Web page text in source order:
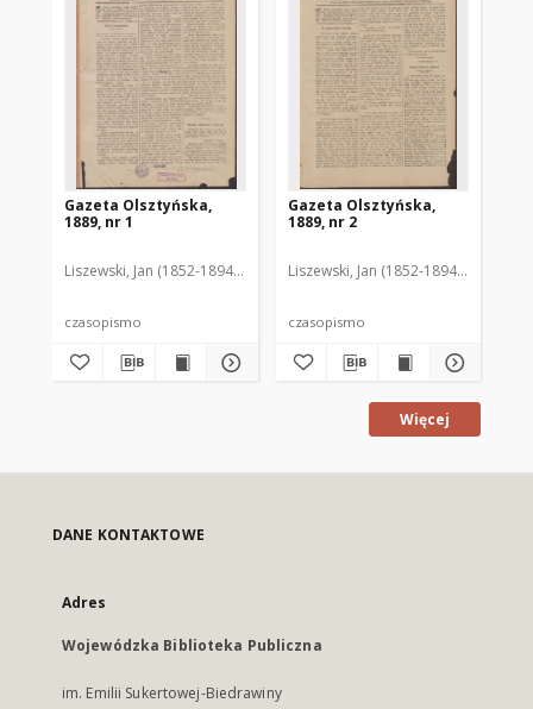
Gazeta Olsztyńska,
1889, nr 1
Liszewski, Jan (1852-1894). Red.
czasopismo
Gazeta Olsztyńska,
1889, nr 2
Liszewski, Jan (1852-1894). Red.
czasopismo
Więcej
DANE KONTAKTOWE
Adres
Wojewódzka Biblioteka Publiczna
im. Emilii Sukertowej-Biedrawiny